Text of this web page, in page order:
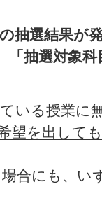
抽選結果が
「抽選対象
いる授業に
望を出して
合にも、い